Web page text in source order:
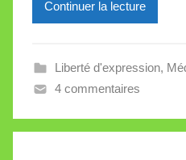
e
l
Continuer la lecture
Liberté d'expression,
4 commentaires